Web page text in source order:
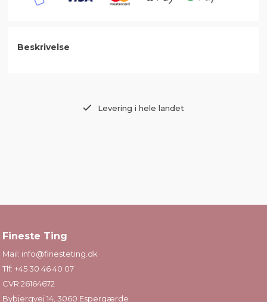
Beskrivelse
Levering i hele landet
Fineste Ting
Mail: info@finesteting.dk
Tlf:+45 30 46 40 07
CVR:26164672
Bybjergvej 14, 3060 Espergærde